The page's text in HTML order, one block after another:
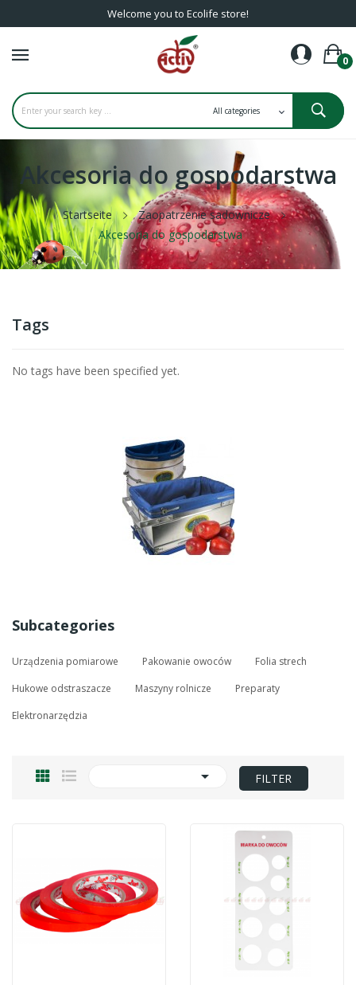
Welcome you to Ecolife store!
0
Akcesoria do gospodarstwa
Startseite
Zaopatrzenie sadownicze
Akcesoria do gospodarstwa
Tags
No tags have been specified yet.
Subcategories
Urządzenia pomiarowe Pakowanie owoców
Folia strech
Hukowe odstraszacze
Maszyny rolnicze
Preparaty
Elektronarzędzia
 FILTER